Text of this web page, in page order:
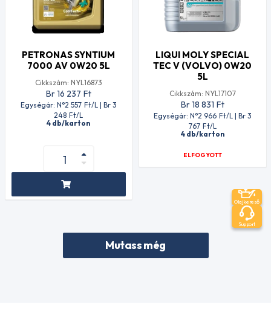
PETRONAS SYNTIUM
7000 AV 0W20 5L
Cikkszám: NYL16873
Br 16 237 Ft
Egységár: N°2 557 Ft/L | Br 3
248 Ft/L
4 db/karton
LIQUI MOLY SPECIAL
TEC V (VOLVO) 0W20
5L
Cikkszám: NYL17107
Br 18 831 Ft
Egységár: N°2 966 Ft/L | Br 3
767 Ft/L
4 db/karton
ELFOGYOTT
Mutass még
Olajkereső
Support